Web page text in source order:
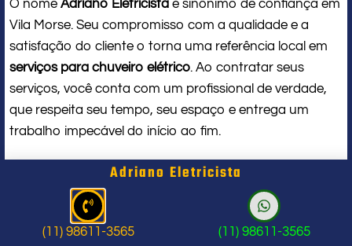
O nome Adriano Eletricista é sinônimo de confiança em
Vila Morse. Seu compromisso com a qualidade e a
satisfação do cliente o torna uma referência local em
serviços para chuveiro elétrico. Ao contratar seus
serviços, você conta com um profissional de verdade,
que respeita seu tempo, seu espaço e entrega um
trabalho impecável do início ao fim.
Problema com chuveiro: sinais que
indicam a hora de chamar um
profissional
Adriano Eletricista
(11) 98611-3565 (11) 98611-3565